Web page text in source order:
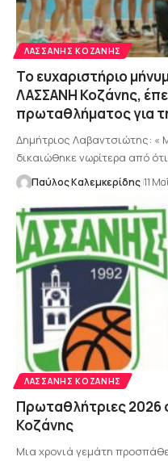
ΛΑΣΣΆΝΗΣ ΚΟΖΆΝΗΣ
Το ευχαριστήριο
ΛΑΣΣΑΝΗ Κοζάνης,
πρωταθλήματος για
Δημήτριος Λαβαντσιώτης:
δικαιώθηκε νωρίτερα από
Παύλος Καλεμκερίδης 11
ΛΑΣΣΆΝΗΣ ΚΟΖΆΝΗΣ
Πρωταθλήτριες 2026
Κοζάνης
Μια χρονιά γεμάτη